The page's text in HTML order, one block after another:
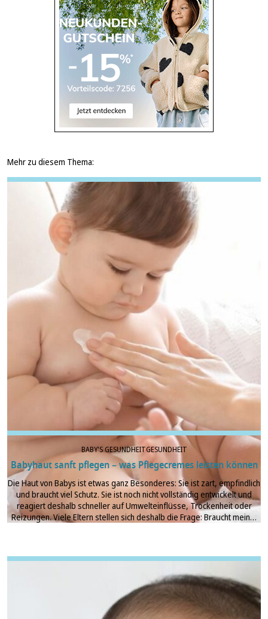
Mehr zu diesem Thema:
BABY'S GESUNDHEITGESUNDHEIT
Babyhaut sanft pflegen – was Pflegecremes leisten können
Die Haut von Babys ist etwas ganz Besonderes: Sie ist zart, empfindlich
und braucht viel Schutz. Sie ist noch nicht vollständig entwickelt und
reagiert deshalb schneller auf Umwelteinflüsse, Trockenheit oder
Reizungen. Viele Eltern stellen sich deshalb die Frage: Braucht mein…